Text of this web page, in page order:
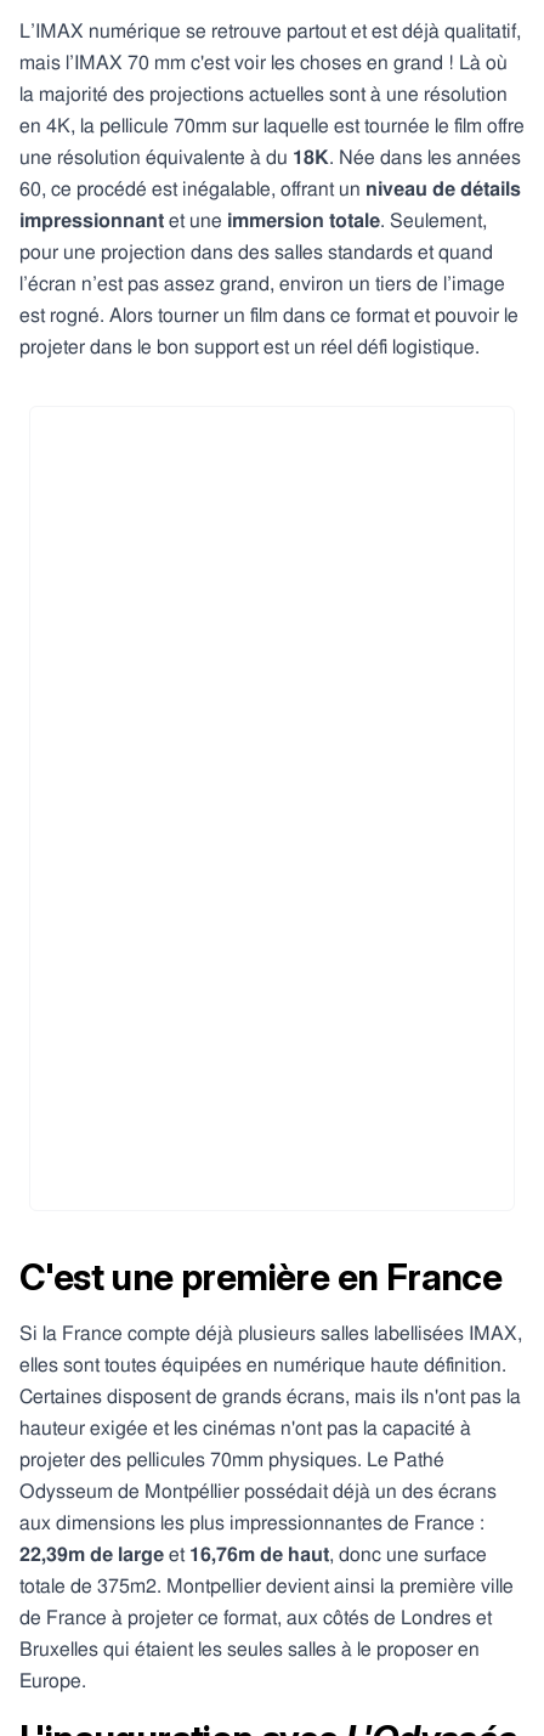
L’IMAX numérique se retrouve partout et est déjà qualitatif,
mais l’IMAX 70 mm c'est voir les choses en grand ! Là où
la majorité des projections actuelles sont à une résolution
en 4K, la pellicule 70mm sur laquelle est tournée le film offre
une résolution équivalente à du 18K. Née dans les années
60, ce procédé est inégalable, offrant un niveau de détails
impressionnant et une immersion totale. Seulement,
pour une projection dans des salles standards et quand
l’écran n’est pas assez grand, environ un tiers de l’image
est rogné. Alors tourner un film dans ce format et pouvoir le
projeter dans le bon support est un réel défi logistique.
C'est une première en France
Si la France compte déjà plusieurs salles labellisées IMAX,
elles sont toutes équipées en numérique haute définition.
Certaines disposent de grands écrans, mais ils n'ont pas la
hauteur exigée et les cinémas n'ont pas la capacité à
projeter des pellicules 70mm physiques. Le Pathé
Odysseum de Montpéllier possédait déjà un des écrans
aux dimensions les plus impressionnantes de France :
22,39m de large et 16,76m de haut, donc une surface
totale de 375m2. Montpellier devient ainsi la première ville
de France à projeter ce format, aux côtés de Londres et
Bruxelles qui étaient les seules salles à le proposer en
Europe.